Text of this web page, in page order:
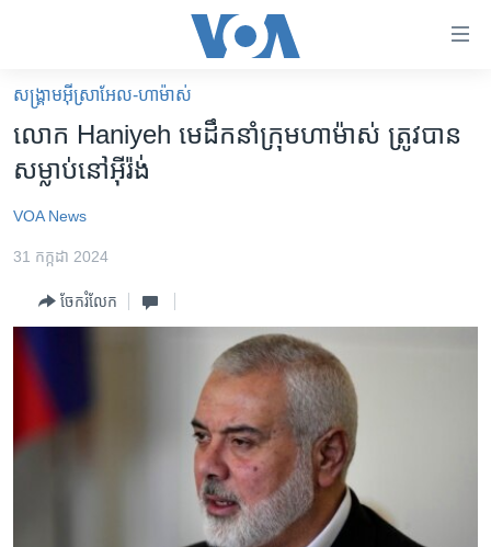
គេហទំព័រ​
ទាក់ទង
និង​
ទំព័រ​
រំលង​
ទៅ​
កម្ពុជា
អន្តរជាតិ
ហេឡូវីអូអេ
កម្ពុជាច្នៃប្រតិដ្ឋ
ព្រឹត្តិការណ៍ព័ត៌មាន
ទូរទស្សន៍ / វីដេអូ​
វិទ្យុ / ផតខាសថ៍
សង្គ្រាម​អ៊ីស្រាអែល-ហាម៉ាស់
លោក Haniyeh មេដឹកនាំ​ក្រុម​ហាម៉ាស់ ត្រូវបាន​
សម្លាប់​នៅ​អ៊ីរ៉ង់
VOA News
31 កក្កដា 2024
ចែករំលែក